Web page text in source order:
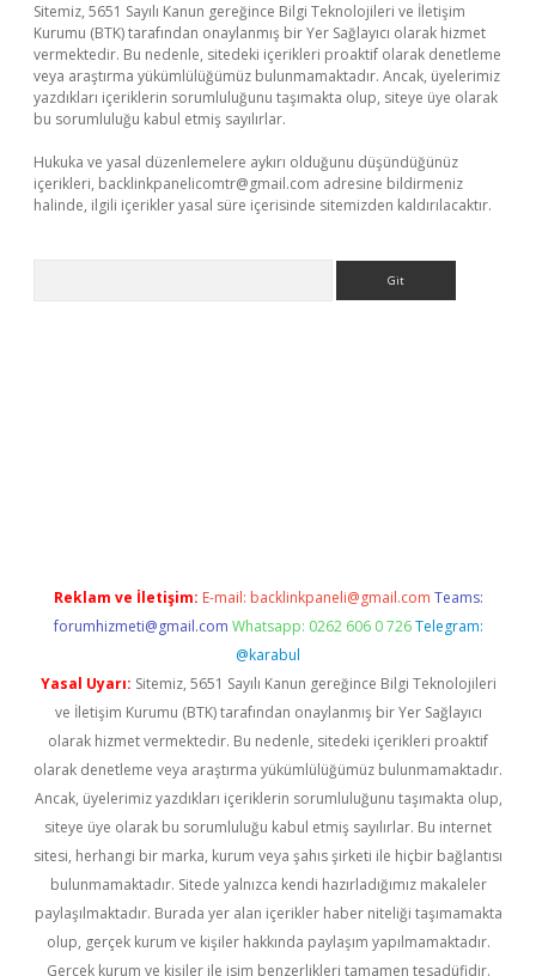
Sitemiz, 5651 Sayılı Kanun gereğince Bilgi Teknolojileri ve İletişim
Kurumu (BTK) tarafından onaylanmış bir Yer Sağlayıcı olarak hizmet
vermektedir. Bu nedenle, sitedeki içerikleri proaktif olarak denetleme
veya araştırma yükümlülüğümüz bulunmamaktadır. Ancak, üyelerimiz
yazdıkları içeriklerin sorumluluğunu taşımakta olup, siteye üye olarak
bu sorumluluğu kabul etmiş sayılırlar.
Hukuka ve yasal düzenlemelere aykırı olduğunu düşündüğünüz
içerikleri, backlinkpanelicomtr@gmail.com adresine bildirmeniz
halinde, ilgili içerikler yasal süre içerisinde sitemizden kaldırılacaktır.
Reklam ve İletişim: E-mail: backlinkpaneli@gmail.com Teams:
forumhizmeti@gmail.com Whatsapp: 0262 606 0 726 Telegram:
@karabul
Yasal Uyarı: Sitemiz, 5651 Sayılı Kanun gereğince Bilgi Teknolojileri
ve İletişim Kurumu (BTK) tarafından onaylanmış bir Yer Sağlayıcı
olarak hizmet vermektedir. Bu nedenle, sitedeki içerikleri proaktif
olarak denetleme veya araştırma yükümlülüğümüz bulunmamaktadır.
Ancak, üyelerimiz yazdıkları içeriklerin sorumluluğunu taşımakta olup,
siteye üye olarak bu sorumluluğu kabul etmiş sayılırlar. Bu internet
sitesi, herhangi bir marka, kurum veya şahıs şirketi ile hiçbir bağlantısı
bulunmamaktadır. Sitede yalnızca kendi hazırladığımız makaleler
paylaşılmaktadır. Burada yer alan içerikler haber niteliği taşımamakta
olup, gerçek kurum ve kişiler hakkında paylaşım yapılmamaktadır.
Gerçek kurum ve kişiler ile isim benzerlikleri tamamen tesadüfidir.